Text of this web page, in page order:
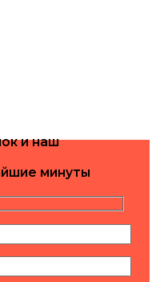
и наш
минуты